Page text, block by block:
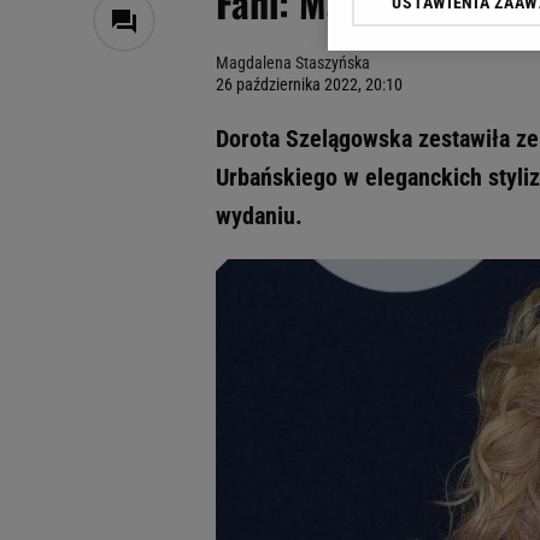
Magdalena Staszyńska
26 października 2022, 20:10
Dorota Szelągowska zestawiła
Urbańskiego w eleganckich
wydaniu.
Klikając „Akceptuję”
dotyczące plików
odnośnik „Ustawienia
My, nasi Zaufani
Użycie dokładnych